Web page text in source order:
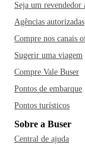
Seja um revendedor
Agências autorizadas
Compre nos canais
Sugerir uma viagem
Compre Vale Buser
Pontos de embarque
Pontos turísticos
Sobre a Buser
Central de ajuda